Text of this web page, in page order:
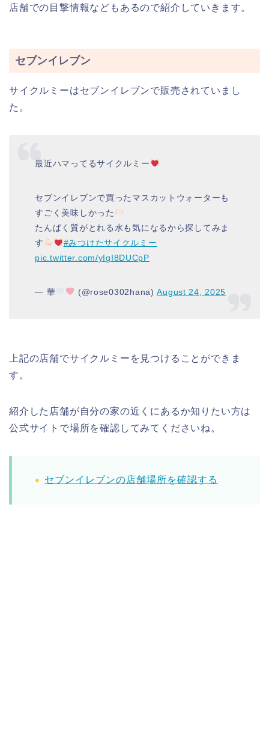
店舗での目撃情報などもあるので紹介していきます。
セブンイレブン
サイクルミーはセブンイレブンで販売されていまし
た。
最近ハマってるサイクルミー
セブンイレブンで買ったマスカットウォーターも
すごく美味しかった
たんぱく質がとれる水も気になるから探してみま
す
#みつけたサイクルミー
pic.twitter.com/yIgI8DUCpP
— 華 (@rose0302hana)August 24, 2025
上記の店舗でサイクルミーを見つけることができま
す。
紹介した店舗が自分の家の近くにあるか知りたい方は
公式サイトで場所を確認してみてくださいね。
セブンイレブンの店舗場所を確認する